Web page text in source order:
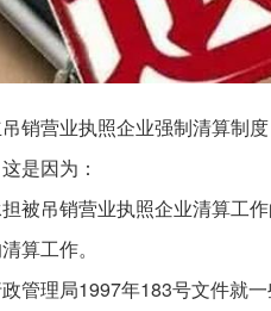
销营业执照企业强制清算制
是因为：
被吊销营业执照企业清算工
算工作。
管理局1997年183号文件就